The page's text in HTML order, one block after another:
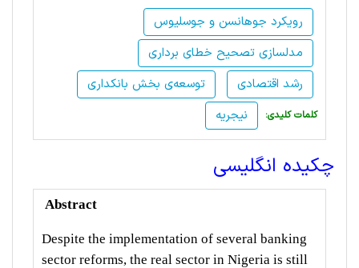
رویکرد جوهانسن و جوسلیوس
مدلسازی تصحیح خطای برداری
توسعه‌ی بخش بانکداری
رشد اقتصادی
نیجریه
:کلمات کلیدی
چکیده انگلیسی
Abstract
Despite the implementation of several banking
sector reforms, the real sector in Nigeria is still